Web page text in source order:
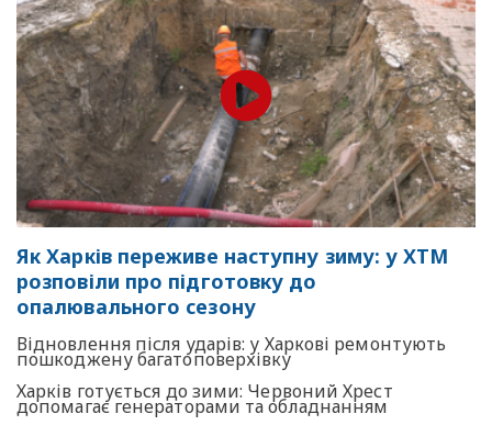
Як Харків переживе наступну зиму: у ХТМ
розповіли про підготовку до
опалювального сезону
Відновлення після ударів: у Харкові ремонтують
пошкоджену багатоповерхівку
Харків готується до зими: Червоний Хрест
допомагає генераторами та обладнанням